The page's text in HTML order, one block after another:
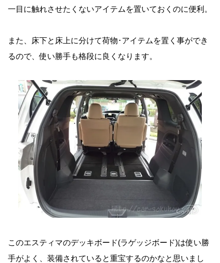
一目に触れさせたくないアイテムを置いておくのに便利。
また、床下と床上に分けて荷物･アイテムを置く事ができ
るので、使い勝手も格段に良くなります。
このエスティマのデッキボード(ラゲッジボード)は使い勝
手がよく、装備されていると重宝するのかなと思いまし